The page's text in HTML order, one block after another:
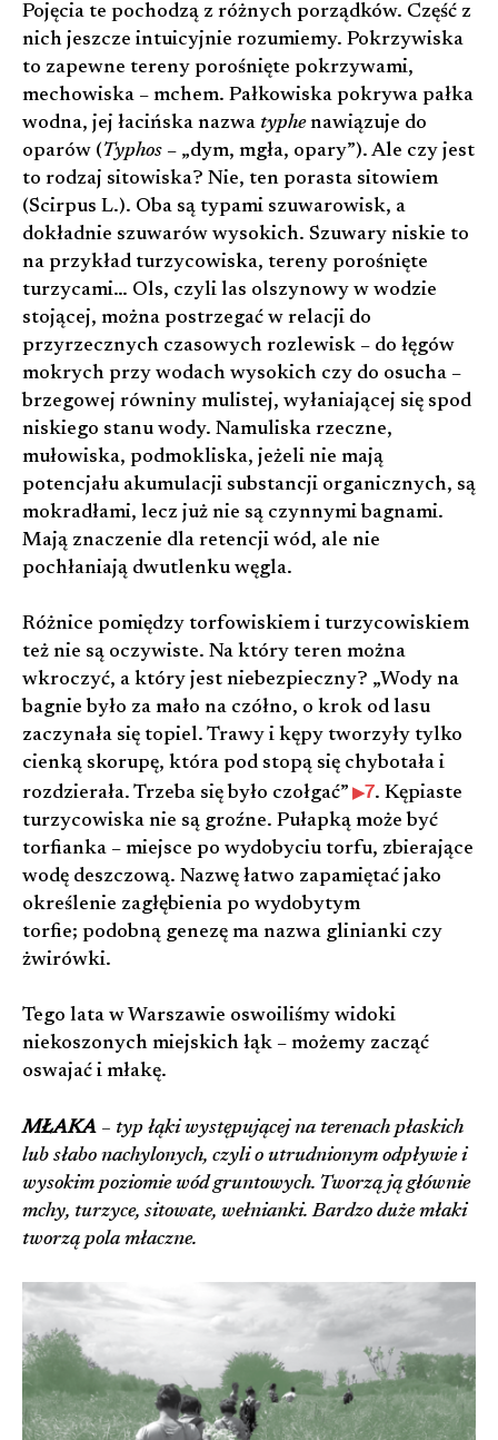
Pojęcia te pochodzą z różnych porządków. Część z
nich jeszcze intuicyjnie rozumiemy. Pokrzywiska
to zapewne tereny porośnięte pokrzywami,
mechowiska – mchem. Pałkowiska pokrywa pałka
wodna, jej łacińska nazwa typhenawiązuje do
oparów (Typhos – „dym, mgła, opary”). Ale czy jest
to rodzaj sitowiska? Nie, ten porasta sitowiem
(Scirpus L.). Oba są typami szuwarowisk, a
dokładnie szuwarów wysokich. Szuwary niskie to
na przykład turzycowiska, tereny porośnięte
turzycami… Ols, czyli las olszynowy w wodzie
stojącej, można postrzegać w relacji do
przyrzecznych czasowych rozlewisk – do łęgów
mokrych przy wodach wysokich czy do osucha –
brzegowej równiny mulistej, wyłaniającej się spod
niskiego stanu wody. Namuliska rzeczne,
mułowiska, podmokliska, jeżeli nie mają
potencjału akumulacji substancji organicznych, są
mokradłami, lecz już nie są czynnymi bagnami.
Mają znaczenie dla retencji wód, ale nie
pochłaniają dwutlenku węgla.
Różnice pomiędzy torfowiskiem i turzycowiskiem
też nie są oczywiste. Na który teren można
wkroczyć, a który jest niebezpieczny? „Wody na
bagnie było za mało na czółno, o krok od lasu
zaczynała się topiel. Trawy i kępy tworzyły tylko
cienką skorupę, która pod stopą się chybotała i
rozdzierała. Trzeba się było czołgać”
7. Kępiaste
turzycowiska nie są groźne. Pułapką może być
torfianka – miejsce po wydobyciu torfu, zbierające
wodę deszczową. Nazwę łatwo zapamiętać jako
określenie zagłębienia po wydobytym
torfie; podobną genezę ma nazwa glinianki czy
żwirówki.
Tego lata w Warszawie oswoiliśmy widoki
niekoszonych miejskich łąk – możemy zacząć
oswajać i młakę.
MŁAKA – typ łąki występującej na terenach płaskich
lub słabo nachylonych, czyli o utrudnionym odpływie i
wysokim poziomie wód gruntowych. Tworzą ją głównie
mchy, turzyce, sitowate, wełnianki. Bardzo duże młaki
tworzą pola młaczne.